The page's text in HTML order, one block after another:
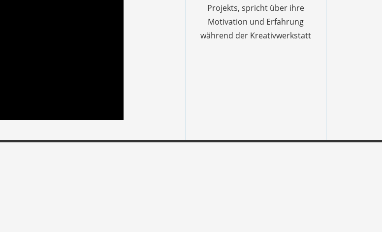
Projekts, spricht über ihre
Motivation und Erfahrung
während der Kreativwerkstatt